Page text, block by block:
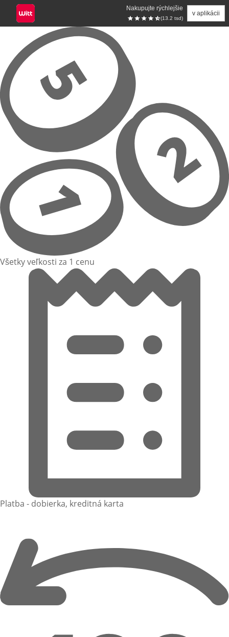
Nakupujte rýchlejšie
(13.2 tsd)
v aplikácii
Prejsť na hlavný obsah
Všetky veľkosti za 1 cenu
Platba - dobierka, kreditná karta